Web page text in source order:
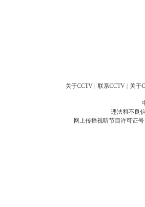
关于CCTV | 联系CCTV | 关于
违法和不良
网上传播视听节目许可证号